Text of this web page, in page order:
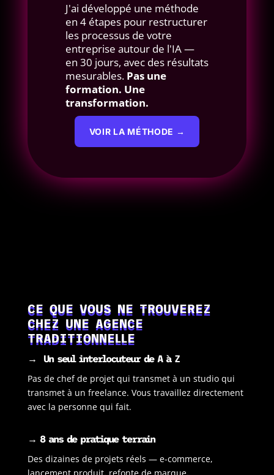
J'ai développé une méthode
en 4 étapes pour restructurer
les processus de votre
entreprise autour de l'IA —
en 30 jours, avec des résultats
mesurables. Pas une
formation. Une
transformation.
VOIR LA MÉTHODE →
CE QUE VOUS NE TROUVEREZ
CHEZ UNE AGENCE
TRADITIONNELLE
→ Un seul interlocuteur de A à Z
Pas de chef de projet qui transmet à un studio qui
transmet à un freelance. Vous travaillez directement
avec la personne qui fait.
→ 8 ans de pratique terrain
Des dizaines de projets réels — e-commerce,
lancement produit, refonte de marque,